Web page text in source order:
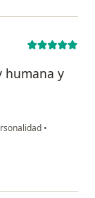
humana y
•